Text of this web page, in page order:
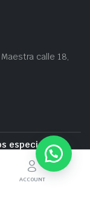
calle 18,
especiales
ACCOUNT